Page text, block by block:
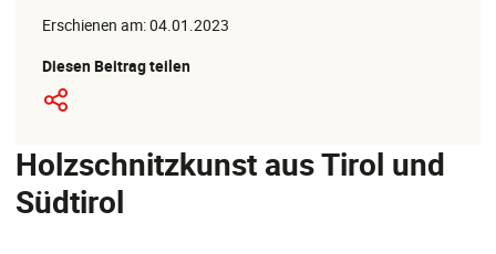
Erschienen am: 04.01.2023
Diesen Beitrag teilen
Holzschnitzkunst aus Tirol und
Südtirol